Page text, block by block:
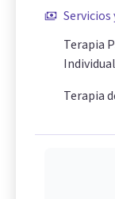
Servicios
Terapia
Individual
Terapia